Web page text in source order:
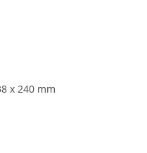
x 240 mm